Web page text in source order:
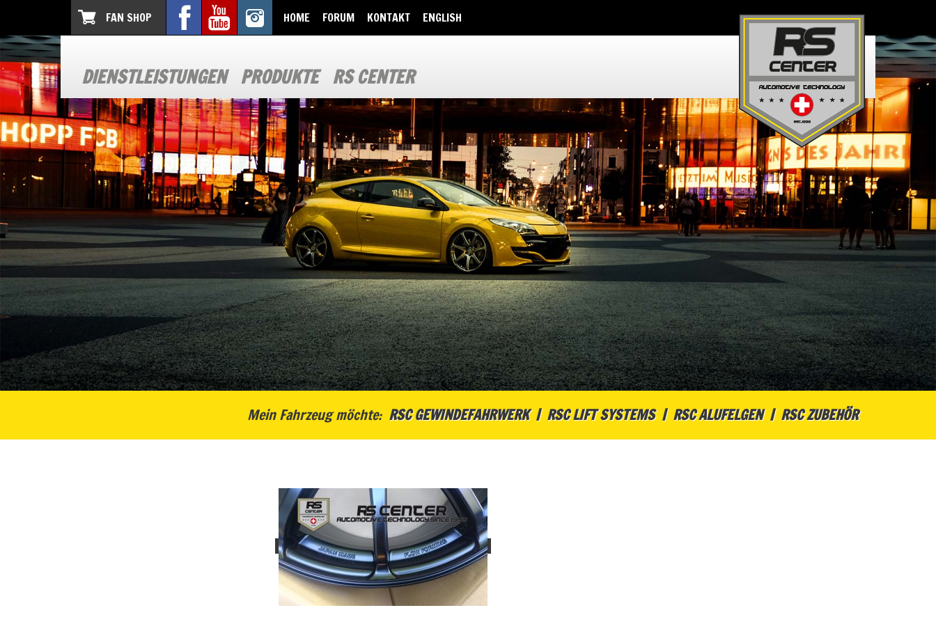
FAN SHOP HOME FORUM KONTAKT ENGLISH
DIENSTLEISTUNGEN PRODUKTE RS CENTER
Mein Fahrzeug möchte: RSC GEWINDEFAHRWERK RSC LIFT SYSTEMS RSC ALUFELGEN RSC ZUBEHÖR